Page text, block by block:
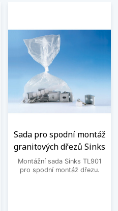
Sada pro spodní montáž
granitových dřezů Sinks
Montážní sada Sinks TL901
pro spodní montáž dřezu.